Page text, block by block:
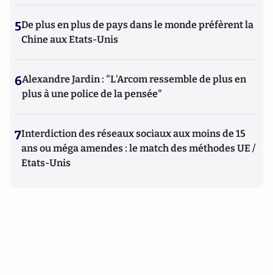
5De plus en plus de pays dans le monde préfèrent la
Chine aux Etats-Unis
6Alexandre Jardin : "L'Arcom ressemble de plus en
plus à une police de la pensée"
7Interdiction des réseaux sociaux aux moins de 15
ans ou méga amendes : le match des méthodes UE /
Etats-Unis